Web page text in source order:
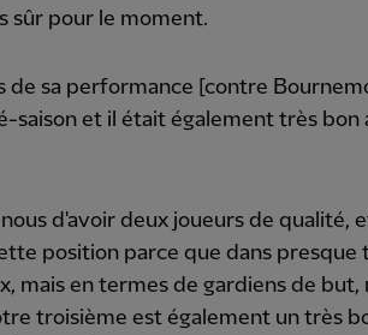
sûr pour le moment.
de sa performance [contre
saison et il était également très bon
d'avoir deux joueurs de qualité,
position parce que dans presque
mais en termes de gardiens de but,
troisième est également un très